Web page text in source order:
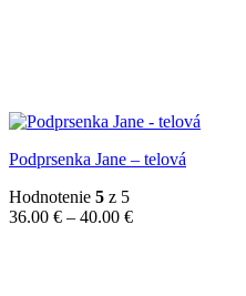
Podprsenka Jane – telová
Hodnotenie 5 z 5
36.00 € – 40.00 €Price